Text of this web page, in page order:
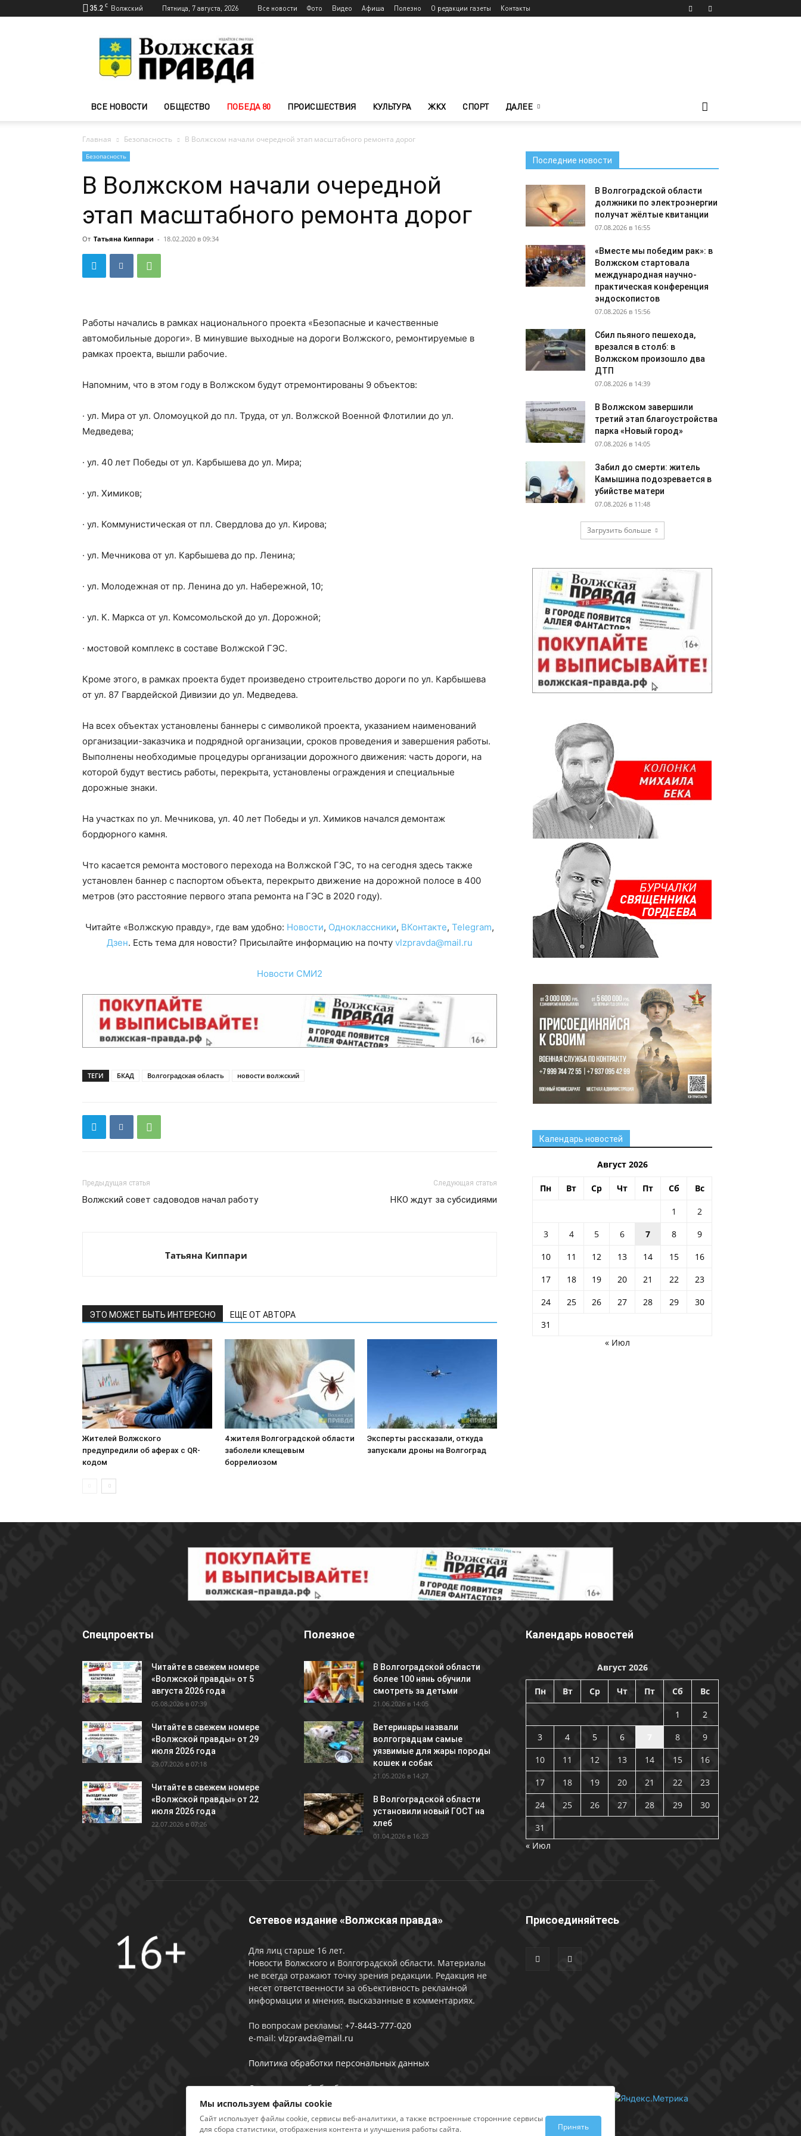
35.2 C Волжский Пятница, 7 августа, 2026 Все новости Фото Видео Афиша Полезно О редакции газеты Контакты
Волжского
—
Волжская
ВСЕ НОВОСТИ ОБЩЕСТВО ПОБЕДА 80 ПРОИСШЕСТВИЯ КУЛЬТУРА ЖКХ СПОРТ ДАЛЕЕ
Главная Безопасность В Волжском начали очередной этап масштабного ремонта дорог
Безопасность
В Волжском начали очередной
этап масштабного ремонта дорог
От Татьяна Киппари - 18.02.2020 в 09:34
Работы начались в рамках национального проекта «Безопасные и качественные
автомобильные дороги». В минувшие выходные на дороги Волжского, ремонтируемые в
рамках проекта, вышли рабочие.
Напомним, что в этом году в Волжском будут отремонтированы 9 объектов:
· ул. Мира от ул. Оломоуцкой до пл. Труда, от ул. Волжской Военной Флотилии до ул.
Медведева;
· ул. 40 лет Победы от ул. Карбышева до ул. Мира;
· ул. Химиков;
· ул. Коммунистическая от пл. Свердлова до ул. Кирова;
· ул. Мечникова от ул. Карбышева до пр. Ленина;
· ул. Молодежная от пр. Ленина до ул. Набережной, 10;
· ул. К. Маркса от ул. Комсомольской до ул. Дорожной;
· мостовой комплекс в составе Волжской ГЭС.
Кроме этого, в рамках проекта будет произведено строительство дороги по ул. Карбышева
от ул. 87 Гвардейской Дивизии до ул. Медведева.
На всех объектах установлены баннеры с символикой проекта, указанием наименований
организации-заказчика и подрядной организации, сроков проведения и завершения работы.
Выполнены необходимые процедуры организации дорожного движения: часть дороги, на
которой будут вестись работы, перекрыта, установлены ограждения и специальные
дорожные знаки.
На участках по ул. Мечникова, ул. 40 лет Победы и ул. Химиков начался демонтаж
бордюрного камня.
Что касается ремонта мостового перехода на Волжской ГЭС, то на сегодня здесь также
установлен баннер с паспортом объекта, перекрыто движение на дорожной полосе в 400
метров (это расстояние первого этапа ремонта на ГЭС в 2020 году).
Читайте «Волжскую правду», где вам удобно: Новости, Одноклассники, ВКонтакте, Telegram,
Дзен. Есть тема для новости? Присылайте информацию на почту vlzpravda@mail.ru
Новости СМИ2
ТЕГИ БКАД Волгоградская область новости волжский
Предыдущая статья
Волжский совет садоводов начал работу
Следующая статья
НКО ждут за субсидиями
Татьяна Киппари
ЭТО МОЖЕТ БЫТЬ ИНТЕРЕСНО ЕЩЕ ОТ АВТОРА
Жителей Волжского
предупредили об аферах с QR-
кодом
4 жителя Волгоградской области
заболели клещевым
боррелиозом
Эксперты рассказали, откуда
запускали дроны на Волгоград
Последние новости
В Волгоградской области
должники по электроэнергии
получат жёлтые квитанции
07.08.2026 в 16:55
«Вместе мы победим рак»: в
Волжском стартовала
международная научно-
практическая конференция
эндоскопистов
07.08.2026 в 15:56
Сбил пьяного пешехода,
врезался в столб: в
Волжском произошло два
ДТП
07.08.2026 в 14:39
В Волжском завершили
третий этап благоустройства
парка «Новый город»
07.08.2026 в 14:05
Забил до смерти: житель
Камышина подозревается в
убийстве матери
07.08.2026 в 11:48
Загрузить больше
Календарь новостей
Август 2026
Пн Вт Ср Чт Пт Сб Вс
1
2
3
4 5 6 7 8
9
10
11 12 13 14 15
16
17
18 19 20 21 22
23
24
25 26 27 28 29
30
31
« Июл
Спецпроекты
Читайте в свежем номере
«Волжской правды» от 5
августа 2026 года
05.08.2026 в 07:39
Читайте в свежем номере
«Волжской правды» от 29
июля 2026 года
29.07.2026 в 07:18
Читайте в свежем номере
«Волжской правды» от 22
июля 2026 года
22.07.2026 в 07:26
Полезное
В Волгоградской области
более 100 нянь обучили
смотреть за детьми
21.06.2026 в 14:05
Ветеринары назвали
волгоградцам самые
уязвимые для жары породы
кошек и собак
21.05.2026 в 14:27
В Волгоградской области
установили новый ГОСТ на
хлеб
01.04.2026 в 16:23
Календарь новостей
Август 2026
Пн Вт Ср Чт Пт Сб Вс
1
2
3
4 5 6 8
9
10
11 12 13 14 15
16
17
18 19 20 21 22
23
24
25 26 27 28 29
30
31
« Июл
Сетевое издание «Волжская правда»
Для лиц старше 16 лет.
Новости Волжского и Волгоградской области. Материалы
не всегда отражают точку зрения редакции. Редакция не
несет ответственности за объективность рекламной
информации и мнения, высказанные в комментариях.
По вопросам рекламы: +7-8443-777-020
e-mail: vlzpravda@mail.ru
Политика обработки персональных данных
Соглашении об обработке персональных данных
Присоединяйтесь
Мы используем файлы cookie
Сайт использует файлы cookie, сервисы веб-аналитики, а также встроенные сторонние сервисы
для сбора статистики, отображения контента и улучшения работы сайта.
Принять